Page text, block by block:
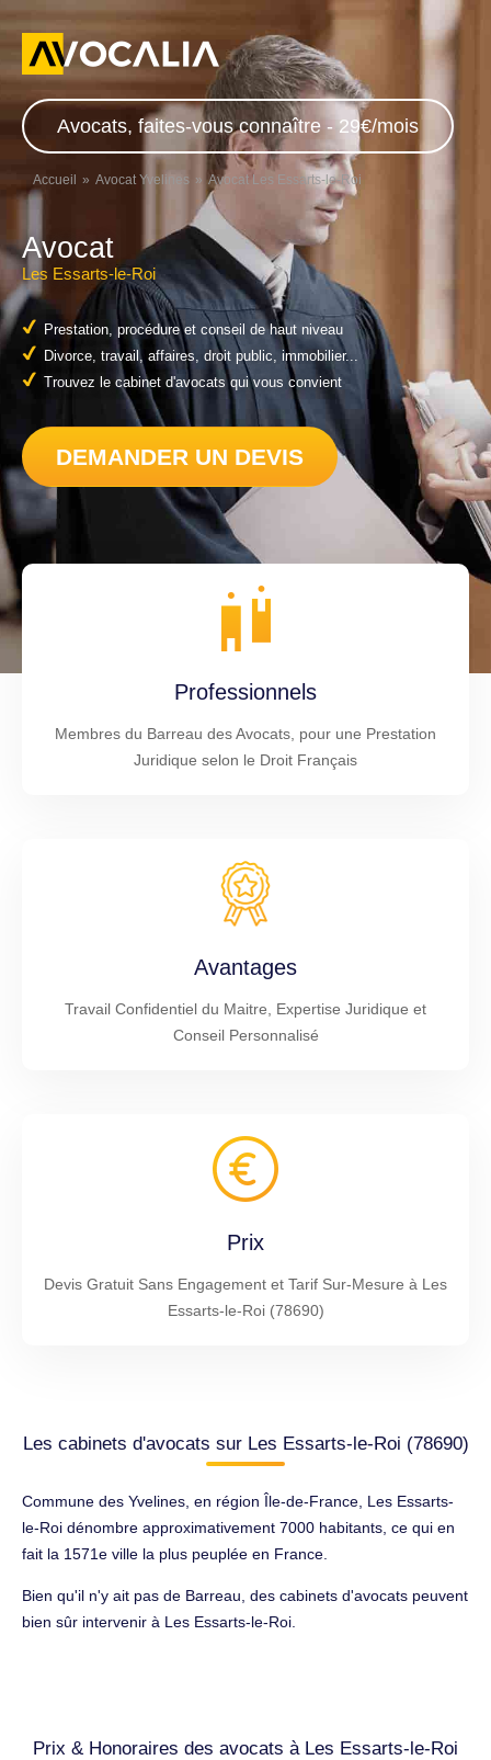
Avocats, faites-vous connaître - 29€/mois
Accueil Avocat Yvelines Avocat Les Essarts-le-Roi
Avocat
Les Essarts-le-Roi
Prestation, procédure et conseil de haut niveau
Divorce, travail, affaires, droit public, immobilier...
Trouvez le cabinet d'avocats qui vous convient
DEMANDER UN DEVIS
Professionnels
Membres du Barreau des Avocats, pour une Prestation
Juridique selon le Droit Français
Avantages
Travail Confidentiel du Maitre, Expertise Juridique et
Conseil Personnalisé
Prix
Devis Gratuit Sans Engagement et Tarif Sur-Mesure à Les
Essarts-le-Roi (78690)
Les cabinets d'avocats sur Les Essarts-le-Roi (78690)
Commune des Yvelines, en région Île-de-France, Les Essarts-
le-Roi dénombre approximativement 7000 habitants, ce qui en
fait la 1571e ville la plus peuplée en France.
Bien qu'il n'y ait pas de Barreau, des cabinets d'avocats peuvent
bien sûr intervenir à Les Essarts-le-Roi.
Prix & Honoraires des avocats à Les Essarts-le-Roi